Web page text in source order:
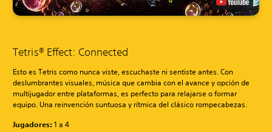
Tetris® Effect: Connected
Esto es Tetris como nunca viste, escuchaste ni sentiste antes. Con
deslumbrantes visuales, música que cambia con el avance y opción de
multijugador entre plataformas, es perfecto para relajarse o formar
equipo. Una reinvención suntuosa y rítmica del clásico rompecabezas.
Jugadores:1 a 4